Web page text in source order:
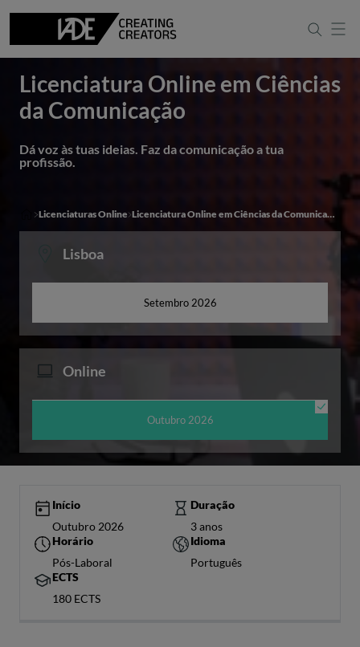
Licenciatura Online em Ciências
da Comunicação
Dá voz às tuas ideias. Faz da comunicação a tua
profissão.
Lisboa
Setembro 2026
Online
Outubro 2026
Licenciaturas Online Licenciatura Online em Ciências da Comunicação
English
Apresentação
Início
Outubro 2026
Duração
3 anos
Horário
Pós-Laboral
Idioma
Português
ECTS
180 ECTS